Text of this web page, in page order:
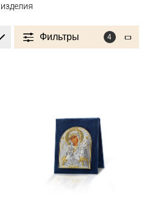
изделия
Фильтры 4